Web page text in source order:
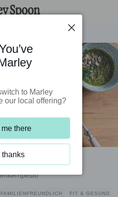
Salat
FAMILIENFREUNDLICH FIT & GESUND
to Marley
our local offering?
me there
thanks